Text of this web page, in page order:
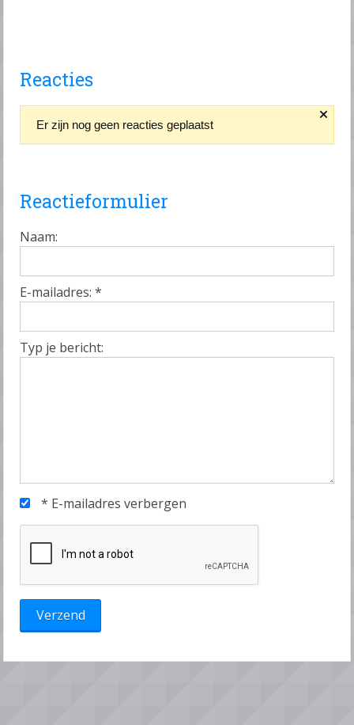
Reacties
Er zijn nog geen reacties geplaatst
Reactieformulier
Naam:
E-mailadres:*
Typ je bericht:
* E-mailadres verbergen